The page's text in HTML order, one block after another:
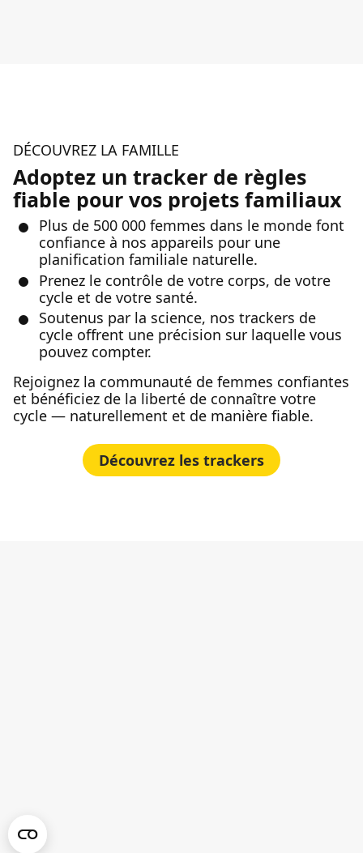
DÉCOUVREZ LA FAMILLE
Adoptez un tracker de règles
fiable pour vos projets familiaux
Plus de 500 000 femmes dans le monde font
confiance à nos appareils pour une
planification familiale naturelle.
Prenez le contrôle de votre corps, de votre
cycle et de votre santé.
Soutenus par la science, nos trackers de
cycle offrent une précision sur laquelle vous
pouvez compter.
Rejoignez la communauté de femmes confiantes
et bénéficiez de la liberté de connaître votre
cycle — naturellement et de manière fiable.
Découvrez les trackers